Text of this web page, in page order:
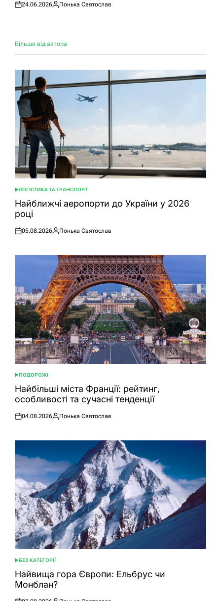
Оприлюднено
24.06.2026
Опубліковано
Понька Святослав
Більше від автора
ОПУБЛІКУВАТИ
У
ЛОГІСТИКА ТА ТРАНСПОРТ
Найближчі аеропорти до України у 2026
році
Оприлюднено
05.08.2026
Опубліковано
Понька Святослав
ОПУБЛІКУВАТИ
У
ПОДОРОЖІ
Найбільші міста Франції: рейтинг,
особливості та сучасні тенденції
Оприлюднено
04.08.2026
Опубліковано
Понька Святослав
ОПУБЛІКУВАТИ
У
БЕЗ КАТЕГОРІЇ
Найвища гора Європи: Ельбрус чи
Монблан?